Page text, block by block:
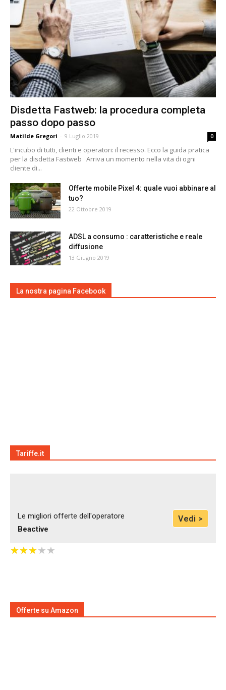
Disdetta Fastweb: la procedura completa
passo dopo passo
Matilde Gregori - 9 Luglio 2019 0
L'incubo di tutti, clienti e operatori: il recesso. Ecco la guida pratica
per la disdetta Fastweb Arriva un momento nella vita di ogni
cliente di...
Offerte mobile Pixel 4: quale vuoi abbinare al
tuo?
22 Ottobre 2019
ADSL a consumo : caratteristiche e reale
diffusione
13 Giugno 2019
La nostra pagina Facebook
Tariffe.it
Le migliori offerte dell'operatore
Beactive
Vedi >
★★★★★
★★★★★
Offerte su Amazon